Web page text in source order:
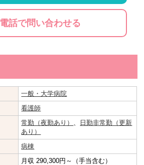
電話で問い合わせる
一般・大学病院
看護師
常勤（夜勤あり）
日勤非常勤（更新
あり）
病棟
月収 290,300円～（手当含む）